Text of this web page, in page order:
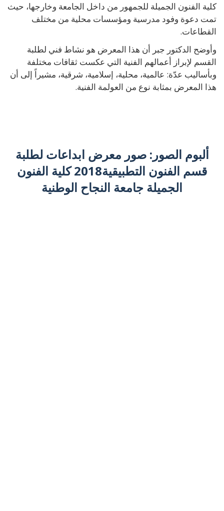
كلية الفنون الجميلة للجمهور من داخل الجامعة وخارجها، حيث
تمت دعوة وفود مدرسية ومؤسسات محلية من مختلف
القطاعات.
وأوضح الدكتور جبر أن هذا المعرض هو نشاط فني لطلبة
القسم لإبراز أعمالهم الفنية التي عكست ثقافات مختلفة
وبأساليب عدّة: عالمية، محلية، إسلامية، شرقية، مشيراً إلى أن
هذا المعرض بمثابة نوع من العولمة الفنية.
ألبوم الصور: صور معرض ابداعات لطلبة
قسم الفنون التطبيقية2018 كلية الفنون
الجميلة جامعة النجاح الوطنية